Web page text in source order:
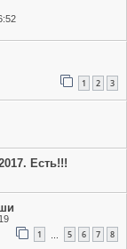
1 2 3
Есть!!!
1 5 6 7 8